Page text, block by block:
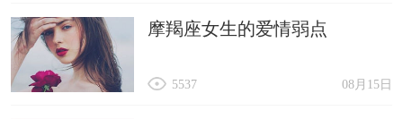
摩羯座女生的爱情弱点
08月15日
5537